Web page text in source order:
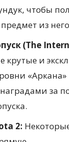
чтобы
из
(The
крутые и
наградами за
2: